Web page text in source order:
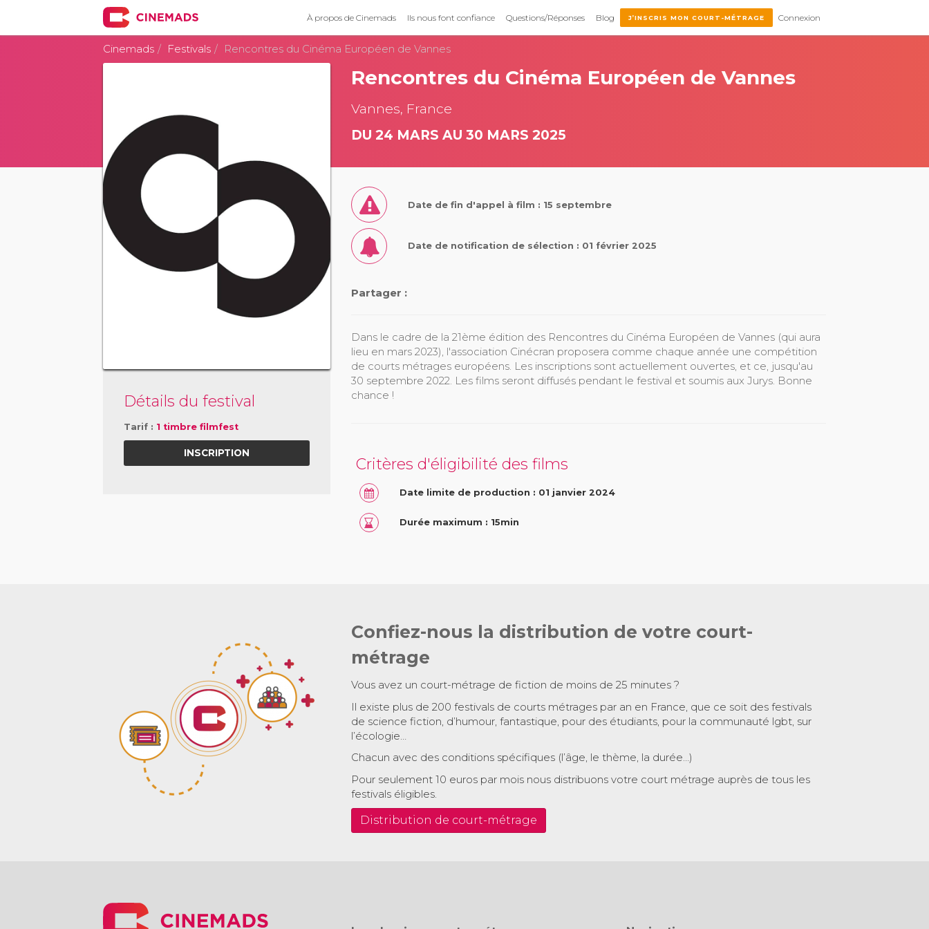
À propos de Cinemads Ils nous font confiance Questions/Réponses Blog J’INSCRIS MON COURT-MÉTRAGE Connexion
Cinemads Festivals Rencontres du Cinéma Européen de Vannes
Détails du festival
Tarif : 1 timbre filmfest
INSCRIPTION
Rencontres du Cinéma Européen de Vannes
Vannes, France
DU 24 MARS AU 30 MARS 2025
Date de fin d'appel à film : 15 septembre
Date de notification de sélection : 01 février 2025
Partager :
Dans le cadre de la 21ème édition des Rencontres du Cinéma Européen de Vannes (qui aura
lieu en mars 2023), l'association Cinécran proposera comme chaque année une compétition
de courts métrages européens. Les inscriptions sont actuellement ouvertes, et ce, jusqu'au
30 septembre 2022. Les films seront diffusés pendant le festival et soumis aux Jurys. Bonne
chance !
Critères d'éligibilité des films
Date limite de production : 01 janvier 2024
Durée maximum : 15min
Confiez-nous la distribution de votre court-
métrage
Vous avez un court-métrage de fiction de moins de 25 minutes ?
Il existe plus de 200 festivals de courts métrages par an en France, que ce soit des festivals
de science fiction, d’humour, fantastique, pour des étudiants, pour la communauté lgbt, sur
l’écologie…
Chacun avec des conditions spécifiques (l’âge, le thème, la durée…)
Pour seulement 10 euros par mois nous distribuons votre court métrage auprès de tous les
festivals éligibles.
Distribution de court-métrage